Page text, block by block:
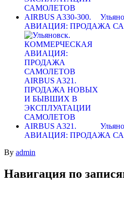
АВИАЦИЯ: ПРОДАЖА
АВИАЦИЯ: ПРОДАЖА
By admin
Навигация по